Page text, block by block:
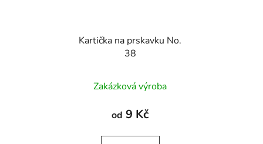
Kartička na prskavku No.
38
Zakázková výroba
od 9 Kč